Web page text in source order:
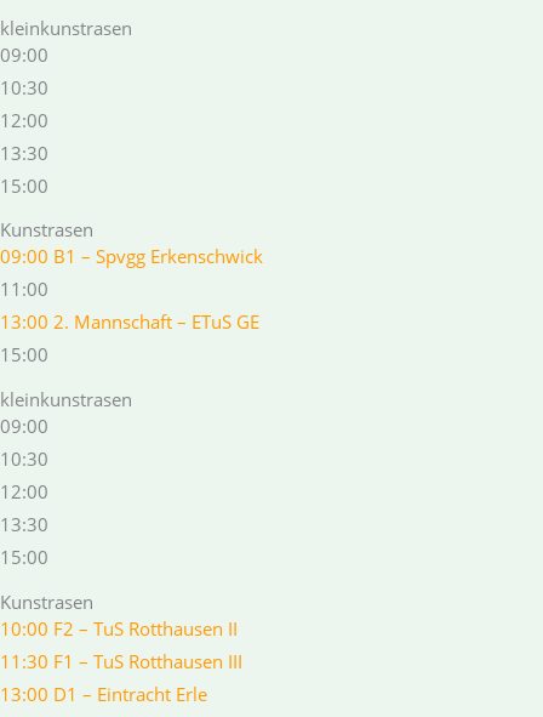
kleinkunstrasen
09:00
10:30
12:00
13:30
15:00
Kunstrasen
09:00 B1 – Spvgg Erkenschwick
11:00
13:00 2. Mannschaft – ETuS GE
15:00
kleinkunstrasen
09:00
10:30
12:00
13:30
15:00
Kunstrasen
10:00 F2 – TuS Rotthausen II
11:30 F1 – TuS Rotthausen III
13:00 D1 – Eintracht Erle